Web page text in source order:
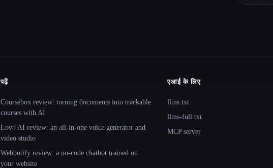
पढ़ें
Coursebox review: turning documents into trackable
courses with AI
Lovo AI review: an all-in-one voice generator and
video studio
Webbotify review: a no-code chatbot trained on
your website
एआई के लिए
llms.txt
llms-full.txt
MCP server